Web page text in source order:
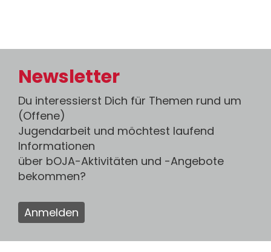
Newsletter
Du interessierst Dich für Themen rund um
(Offene)
Jugendarbeit und möchtest laufend
Informationen
über bOJA-Aktivitäten und -Angebote
bekommen?
Anmelden